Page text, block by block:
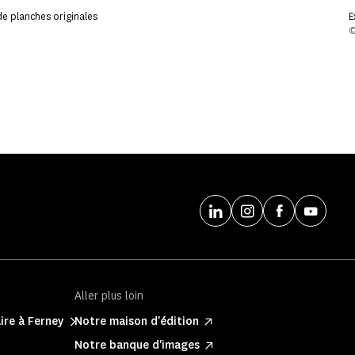
planches originales
à Ferney
Aller plus loin
Notre maison d'édition
Notre banque d'images